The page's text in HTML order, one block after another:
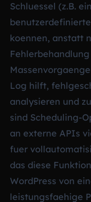
Schluessel (z.B.
koennen, anstatt
Log hilft,
analysieren und
sind Scheduling-
an externe APIs
fuer
das diese
WordPress von
leistungsfaehige